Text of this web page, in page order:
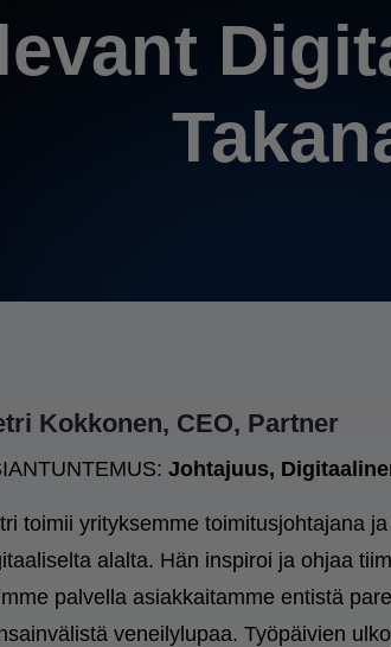
Kokkonen, CEO, Partner
Johtajuus,
toimii yrityksemme toimitusjohtajana
alalta. Hän inspiroi ja ohjaa
palvella asiakkaitamme entistä
veneilylupaa. Työpäivien